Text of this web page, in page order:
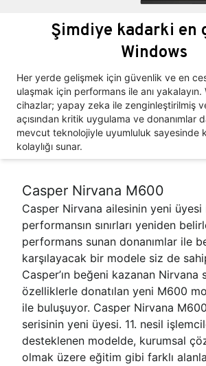
Şimdiye kadarki en
Windows
Her yerde gelişmek için güvenlik ve en
ulaşmak için performans ile anı yakalayın.
cihazlar; yapay zeka ile zenginleştirilmiş
açısından kritik uygulama ve donanımlar
mevcut teknolojiyle uyumluluk sayesinde
kolaylığı sunar.
Casper Nirvana M600
Casper Nirvana ailesinin yeni
performansın sınırları yeniden
performans sunan donanımlar ile
karşılayacak bir modele siz de
Casper’ın beğeni kazanan Nirvana
özelliklerle donatılan yeni M600
ile buluşuyor. Casper Nirvana
serisinin yeni üyesi. 11. nesil
desteklenen modelde, kurumsal
olmak üzere eğitim gibi farklı